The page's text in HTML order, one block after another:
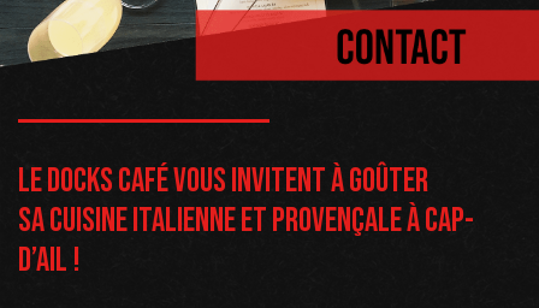
Le Docks Café vous invitent à goûter
sa cuisine italienne et provençale à Cap-
d’Ail !